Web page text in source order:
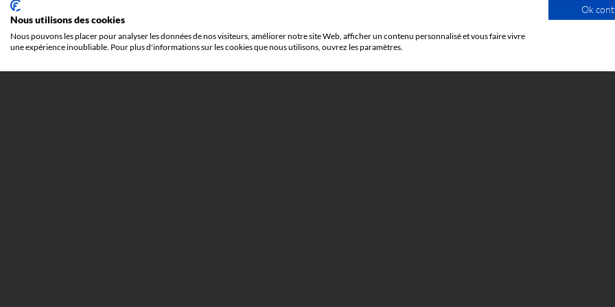
Nous utilisons des cookies
Nous pouvons les placer pour analyser les données de nos visiteurs, améliorer notre site Web, afficher un contenu personnalisé et vous faire vivre
une expérience inoubliable. Pour plus d'informations sur les cookies que nous utilisons, ouvrez les paramètres.
Ok